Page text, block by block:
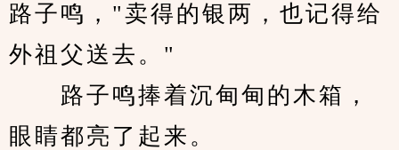
路子鸣，"卖得的银两，也记得给
外祖父送去。"
路子鸣捧着沉甸甸的木箱，
眼睛都亮了起来。